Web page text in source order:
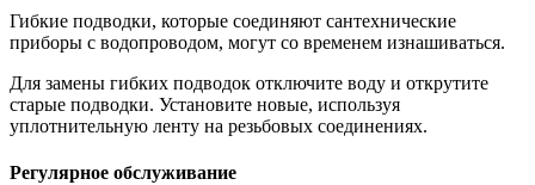
Гибкие подводки, которые соединяют сантехнические
приборы с водопроводом, могут со временем изнашиваться.
Для замены гибких подводок отключите воду и открутите
старые подводки. Установите новые, используя
уплотнительную ленту на резьбовых соединениях.
Регулярное обслуживание